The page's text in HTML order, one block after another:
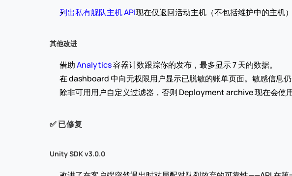
列出私有舰队主机 API现在仅返回活动主机（不包括维护中的主机）
其他改进
借助 Analytics 容器计数跟踪你的发布，最多显示 7 天的数据。
在 dashboard 中向无权限用户显示已脱敏的账单页面。敏感信息
除非可用用户自定义过滤器，否则 Deployment archive 现在会使用
✅ 已修复
Unity SDK v3.0.0